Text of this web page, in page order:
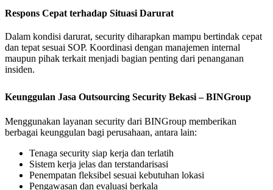
Respons Cepat terhadap Situasi Darurat
Dalam kondisi darurat, security diharapkan mampu bertindak cepat
dan tepat sesuai SOP. Koordinasi dengan manajemen internal
maupun pihak terkait menjadi bagian penting dari penanganan
insiden.
Keunggulan Jasa Outsourcing Security Bekasi – BINGroup
Menggunakan layanan security dari BINGroup memberikan
berbagai keunggulan bagi perusahaan, antara lain:
Tenaga security siap kerja dan terlatih
Sistem kerja jelas dan terstandarisasi
Penempatan fleksibel sesuai kebutuhan lokasi
Pengawasan dan evaluasi berkala